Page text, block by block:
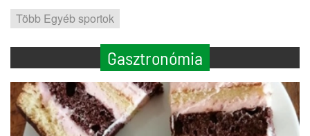
Több Egyéb sportok
Gasztronómia